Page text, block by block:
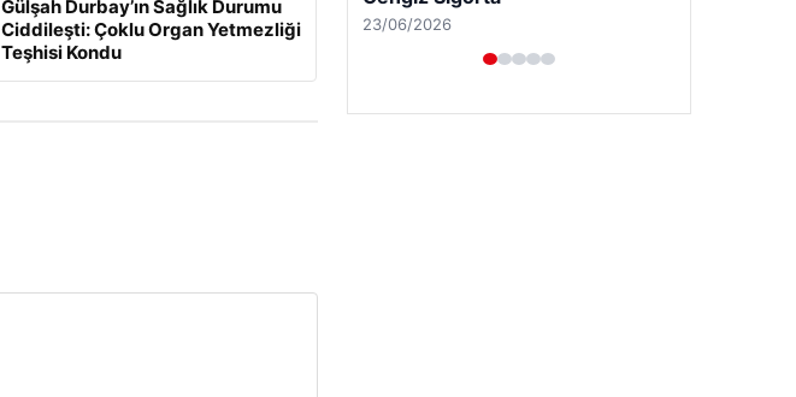
Gülşah Durbay’ın Sağlık Durumu
Ciddileşti: Çoklu Organ Yetmezliği
Teşhisi Kondu
23/06/2026